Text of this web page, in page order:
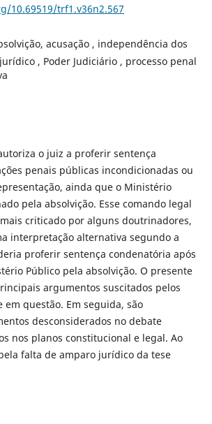
10.69519/trf1.v36n2.567
acusação , independência dos
, Poder Judiciário , processo penal
o juiz a proferir sentença
penais públicas incondicionadas ou
ainda que o Ministério
pela absolvição. Esse comando legal
criticado por alguns doutrinadores,
interpretação alternativa segundo a
proferir sentença condenatória após
Público pela absolvição. O presente
argumentos suscitados pelos
em questão. Em seguida, são
desconsiderados no debate
nos planos constitucional e legal. Ao
falta de amparo jurídico da tese